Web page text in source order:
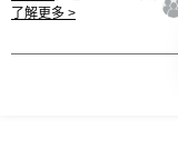
用條款之 Cookie 聲明使用
了解更多 >